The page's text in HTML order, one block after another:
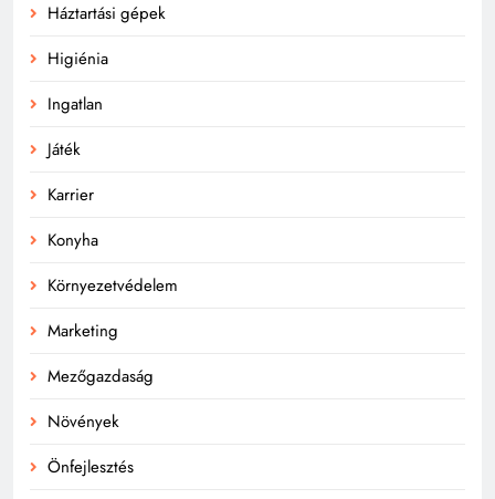
Háztartási gépek
Higiénia
Ingatlan
Játék
Karrier
Konyha
Környezetvédelem
Marketing
Mezőgazdaság
Növények
Önfejlesztés